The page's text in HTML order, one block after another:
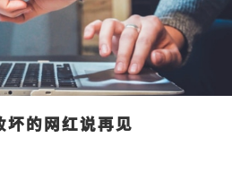
坏的网红说再见